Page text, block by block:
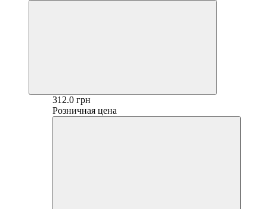
312.0 грн
Розничная цена